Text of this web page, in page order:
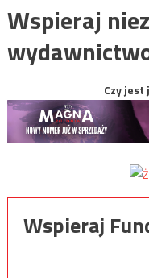
Wspieraj
Czy jest
Wspieraj